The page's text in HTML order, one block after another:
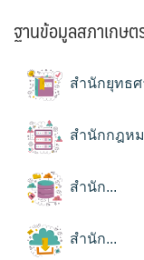
ฐานข้อมูลสภาเกษ
สำนักยุทธศ
สำนักกฎห
สำนัก...
สำนัก...